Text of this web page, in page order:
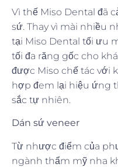
Vì thế Miso Dental đã
sứ. Thay vì mài nhiều
tại Miso Dental tối ưu
tối đa răng gốc cho
được Miso chế tác với
hợp đem lại hiệu ứng
sắc tự nhiên.
Dán sứ veneer
Từ nhược điểm của
ngành thẩm mỹ nha